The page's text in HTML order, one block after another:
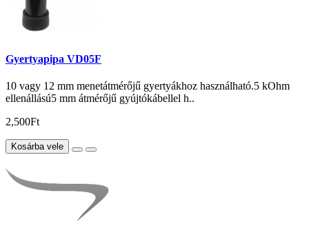
Gyertyapipa VD05F
10 vagy 12 mm menetátmérőjű gyertyákhoz használható.5 kOhm
ellenállású5 mm átmérőjű gyújtókábellel h..
2,500Ft
Kosárba vele